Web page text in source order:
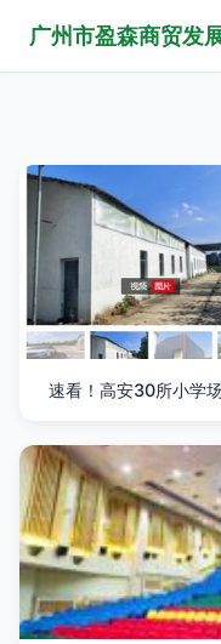
速看！高安30所小学